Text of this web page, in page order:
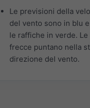
Le previsioni della
del vento sono in blu
le raffiche in verde. Le
frecce puntano nella
direzione del vento.